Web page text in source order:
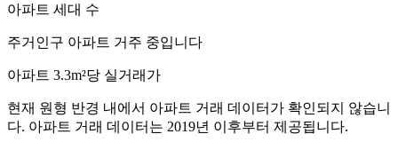
아파트 세대 수
주거인구 아파트 거주 중입니다
아파트 3.3m²당 실거래가
현재 원형 반경 내에서 아파트 거래 데이터가 확인되지 않습니
다. 아파트 거래 데이터는 2019년 이후부터 제공됩니다.